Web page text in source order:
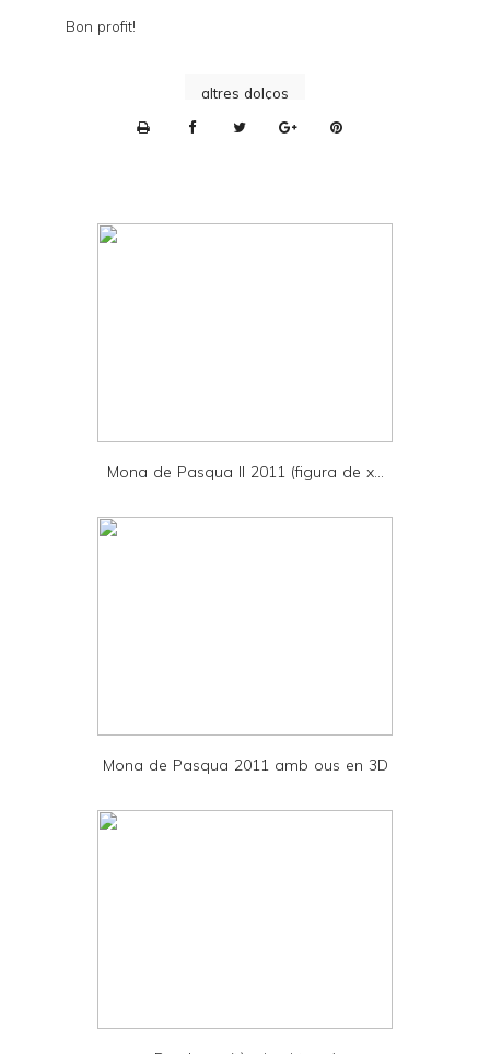
Bon profit!
altres dolços
n
d
Mona de Pasqua II 2011 (figura de x...
Mona de Pasqua 2011 amb ous en 3D